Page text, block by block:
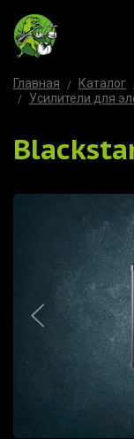
Главная Каталог
Усилители для